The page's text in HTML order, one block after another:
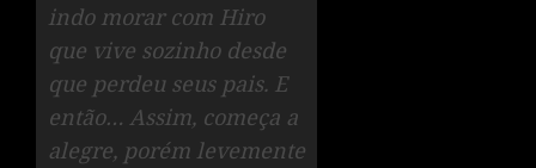
indo morar com Hiro
que vive sozinho desde
que perdeu seus pais. E
então… Assim, começa a
alegre, porém levemente